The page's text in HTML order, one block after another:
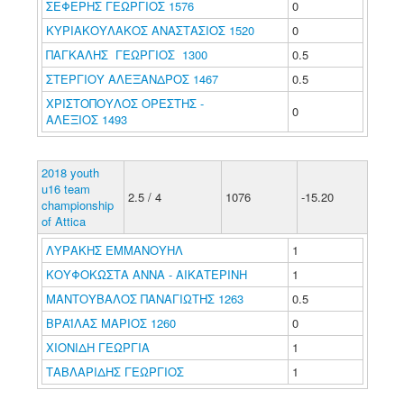
ΣΕΦΕΡΗΣ ΓΕΩΡΓΙΟΣ 1576
0
ΚΥΡΙΑΚΟΥΛΑΚΟΣ ΑΝΑΣΤΑΣΙΟΣ 1520
0
ΠΑΓΚΑΛΗΣ ΓΕΩΡΓΙΟΣ 1300
0.5
ΣΤΕΡΓΙΟΥ ΑΛΕΞΑΝΔΡΟΣ 1467
0.5
ΧΡΙΣΤΟΠΟΥΛΟΣ ΟΡΕΣΤΗΣ -
ΑΛΕΞΙΟΣ 1493
0
2018 youth
u16 team
championship
of Attica
2.5 / 4 1076 -15.20
ΛΥΡΑΚΗΣ ΕΜΜΑΝΟΥΗΛ
1
ΚΟΥΦΟΚΩΣΤΑ ΑΝΝΑ - ΑΙΚΑΤΕΡΙΝΗ
1
ΜΑΝΤΟΥΒΑΛΟΣ ΠΑΝΑΓΙΩΤΗΣ 1263
0.5
ΒΡΑΪΛΑΣ ΜΑΡΙΟΣ 1260
0
ΧΙΟΝΙΔΗ ΓΕΩΡΓΙΑ
1
ΤΑΒΛΑΡΙΔΗΣ ΓΕΩΡΓΙΟΣ
1